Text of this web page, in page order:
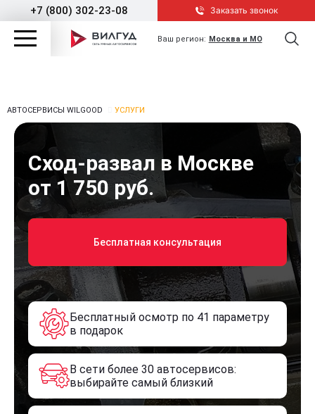
+7 (800) 302-23-08 Заказать звонок
Ваш регион: Москва и МО
АВТОСЕРВИСЫ WILGOOD УСЛУГИ
Сход-развал в Москве
от 1 750 руб.
Бесплатная консультация
Бесплатный осмотр по 41 параметру
в подарок
В сети более 30 автосервисов:
выбирайте самый близкий